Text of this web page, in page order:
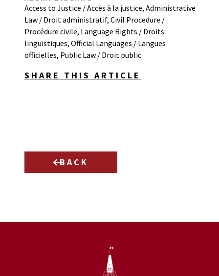
Access to Justice / Accès à la justice, Administrative
Law / Droit administratif, Civil Procedure /
Procédure civile, Language Rights / Droits
linguistiques, Official Languages / Langues
officielles, Public Law / Droit public
SHARE THIS ARTICLE
BACK